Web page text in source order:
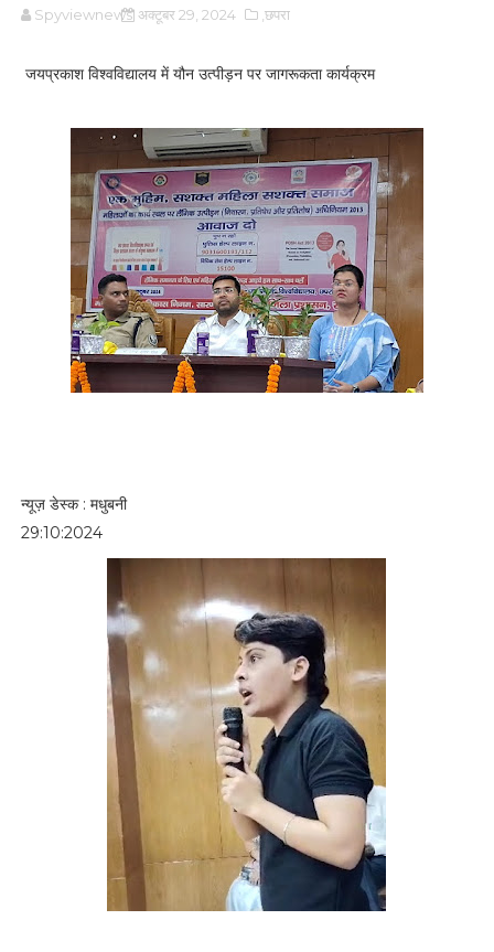
Spyviewnews अक्टूबर 29, 2024 ,छपरा
जयप्रकाश विश्वविद्यालय में यौन उत्पीड़न पर जागरूकता कार्यक्रम
न्यूज़ डेस्क : मधुबनी
29:10:2024